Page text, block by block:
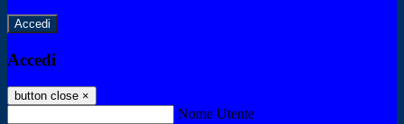
Accedi
Accedi
button close ×
Nome Utente